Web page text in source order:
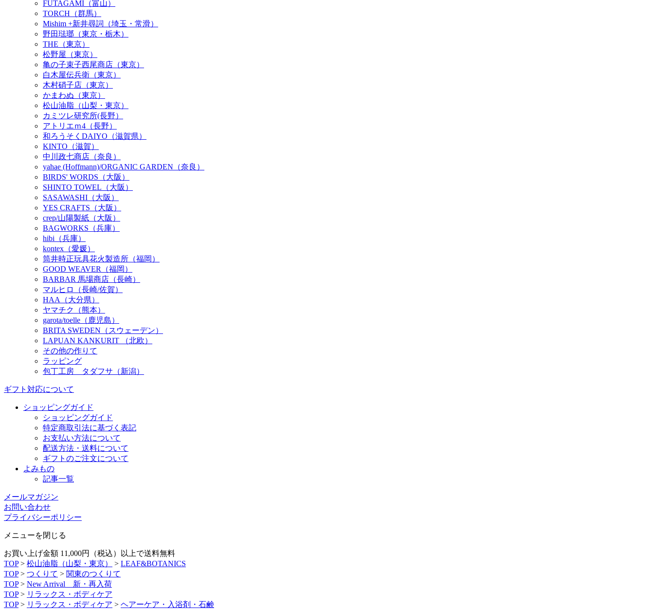
FUTAGAMI（富山）
TORCH（群馬）
Mishim +新井尋詞（埼玉・常滑）
野田琺瑯（東京・栃木）
THE（東京）
松野屋（東京）
亀の子束子西尾商店（東京）
白木屋伝兵衛（東京）
木村硝子店（東京）
かまわぬ（東京）
松山油脂（山梨・東京）
カミツレ研究所(長野）
アトリエｍ4（長野）
和ろうそくDAIYO（滋賀県）
KINTO（滋賀）
中川政七商店（奈良）
yahae (Hoffmann)/ORGANIC GARDEN（奈良）
BIRDS' WORDS（大阪）
SHINTO TOWEL（大阪）
SASAWASHI（大阪）
YES CRAFTS（大阪）
crep/山陽製紙（大阪）
BAGWORKS（兵庫）
hibi（兵庫）
kontex（愛媛）
筒井時正玩具花火製造所（福岡）
GOOD WEAVER（福岡）
BARBAR 馬場商店（長崎）
マルヒロ（長崎/佐賀）
HAA（大分県）
ヤマチク（熊本）
garota/toelle（鹿児島）
BRITA SWEDEN（スウェーデン）
LAPUAN KANKURIT （北欧）
その他の作りて
ラッピング
包丁工房 タダフサ（新潟）
ギフト対応について
ショッピングガイド
ショッピングガイド
特定商取引法に基づく表記
お支払い方法について
配送方法・送料について
ギフトのご注文について
よみもの
記事一覧
メールマガジン
お問い合わせ
プライバシーポリシー
メニューを閉じる
お買い上げ金額 11,000円（税込）以上で送料無料
TOP> 松山油脂（山梨・東京） > LEAF&BOTANICS
TOP > つくりて > 関東のつくりて
TOP > New Arrival 新・再入荷
TOP > リラックス・ボディケア
TOP > リラックス・ボディケア > ヘアーケア・入浴剤・石鹸